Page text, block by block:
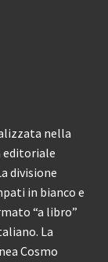
nella
editoriale
divisione
in bianco e
“a libro”
La
Cosmo